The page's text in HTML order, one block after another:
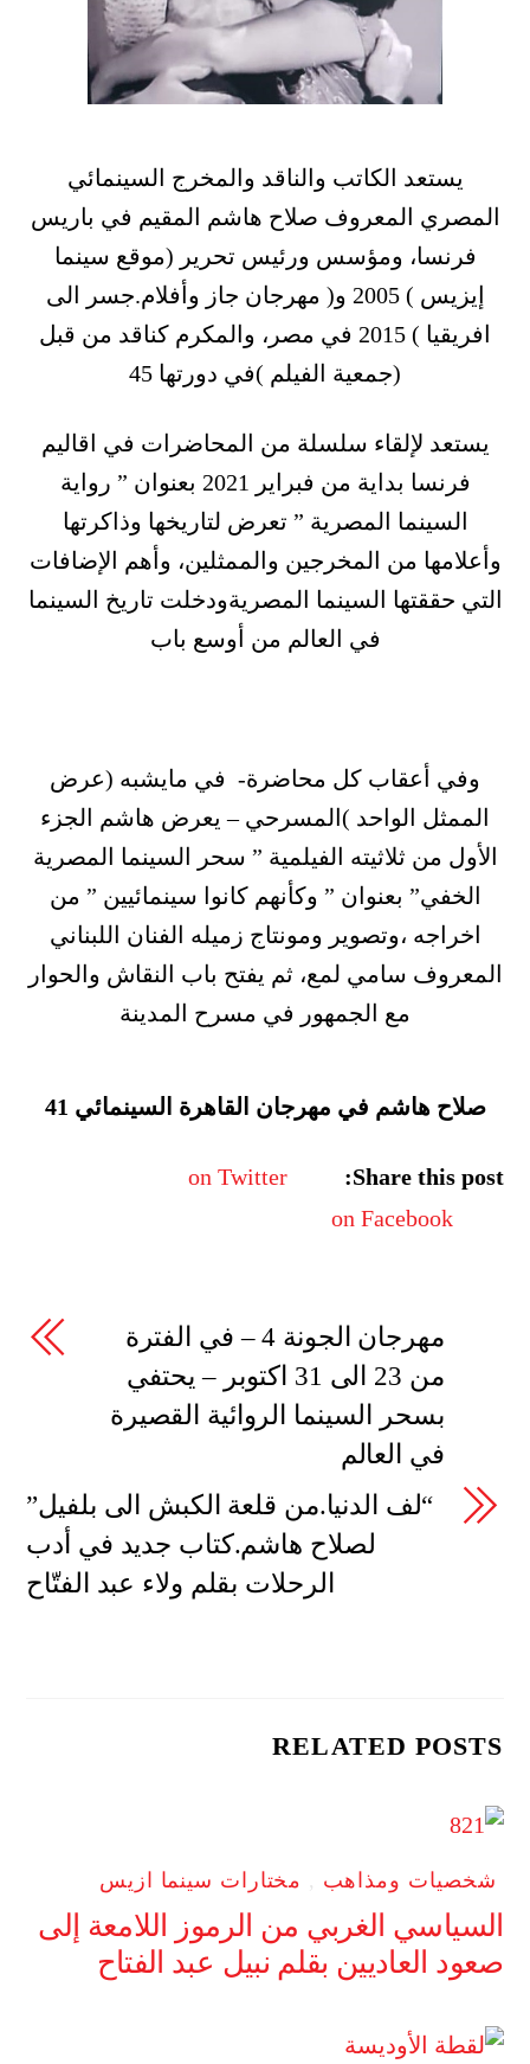
يستعد الكاتب والناقد والمخرج السينمائي
المصري المعروف صلاح هاشم المقيم في باريس
فرنسا، ومؤسس ورئيس تحرير (موقع سينما
إيزيس ) 2005 و( مهرجان جاز وأفلام.جسر الى
افريقيا ) 2015 في مصر، والمكرم كناقد من قبل
(جمعية الفيلم )في دورتها 45
يستعد لإلقاء سلسلة من المحاضرات في اقاليم
فرنسا بداية من فبراير 2021 بعنوان ” رواية
السينما المصرية ” تعرض لتاريخها وذاكرتها
وأعلامها من المخرجين والممثلين، وأهم الإضافات
التي حققتها السينما المصريةودخلت تاريخ السينما
في العالم من أوسع باب
وفي أعقاب كل محاضرة- في مايشبه (عرض
الممثل الواحد )المسرحي – يعرض هاشم الجزء
الأول من ثلاثيته الفيلمية ” سحر السينما المصرية
الخفي” بعنوان ” وكأنهم كانوا سينمائيين ” من
اخراجه ،وتصوير ومونتاج زميله الفنان اللبناني
المعروف سامي لمع، ثم يفتح باب النقاش والحوار
مع الجمهور في مسرح المدينة
صلاح هاشم في مهرجان القاهرة السينمائي 41
Share this post:
on Twitter
on Facebook
مهرجان الجونة 4 – في الفترة
من 23 الى 31 اكتوبر – يحتفي
بسحر السينما الروائية القصيرة
في العالم
“لف الدنيا.من قلعة الكبش الى بلفيل”
لصلاح هاشم.كتاب جديد في أدب
الرحلات بقلم ولاء عبد الفتّاح
RELATED POSTS
شخصيات ومذاهب , مختارات سينما ازيس
السياسي الغربي من الرموز اللامعة إلى
صعود العاديين بقلم نبيل عبد الفتاح